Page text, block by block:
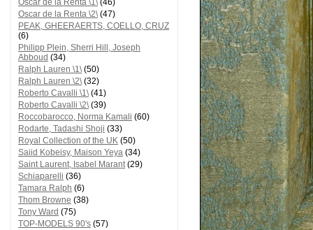
Oscar de la Renta \1\(46)
Oscar de la Renta \2\(47)
PEAK, GHEERAERTS, COELLO, CRUZ
(6)
Philipp Plein, Sherri Hill, Joseph
Abboud (34)
Ralph Lauren \1\(50)
Ralph Lauren \2\(32)
Roberto Cavalli \1\(41)
Roberto Cavalli \2\(39)
Roccobarocco, Norma Kamali (60)
Rodarte, Tadashi Shoji (33)
Royal Collection of the UK (50)
Saiid Kobeisy, Maison Yeya (34)
Saint Laurent, Isabel Marant(29)
Schiaparelli (36)
Tamara Ralph (6)
Thom Browne (38)
Tony Ward (75)
TOP-MODELS 90's (57)